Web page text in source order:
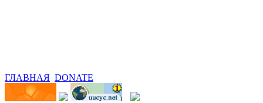
ГЛАВНАЯ DONATE